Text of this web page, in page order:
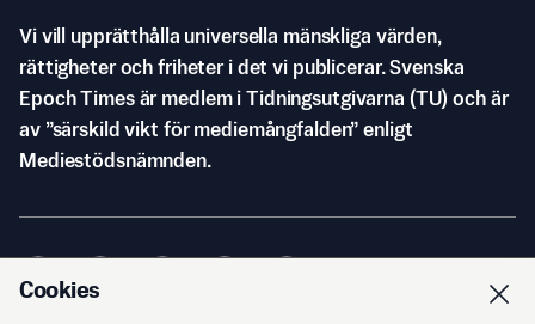
Vi vill upprätthålla universella mänskliga värden,
rättigheter och friheter i det vi publicerar. Svenska
Epoch Times är medlem i Tidningsutgivarna (TU) och är
av ”särskild vikt för mediemångfalden” enligt
Mediestödsnämnden.
Cookies